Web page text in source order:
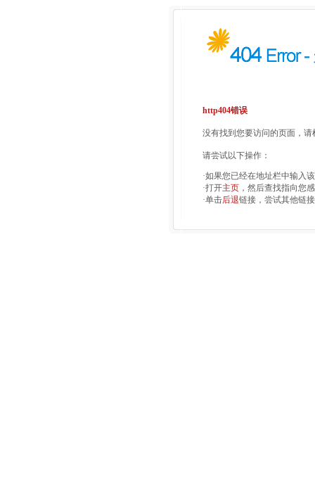
http404错误
没有找到您要访问的页面，
请尝试以下操作：
·如果您已经在地址栏中输入
·打开主页 ，然后查找指向您
·单击后退链接，尝试其他链